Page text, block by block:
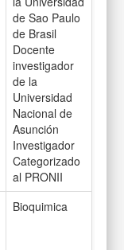
de Sao Paulo
de Brasil
Docente
investigador
de la
Universidad
Nacional de
Asunción
Investigador
Categorizado
al PRONII
Bioquimica